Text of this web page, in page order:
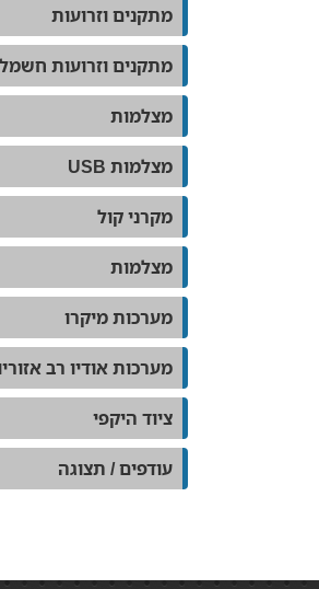
מתקנים וזרועות
מתקנים וזרועות
מצלמות
מצלמות USB
מקרני קול
מצלמות
מערכות מיקרו
מערכות אודיו רב
ציוד היקפי
עודפים / תצוגה